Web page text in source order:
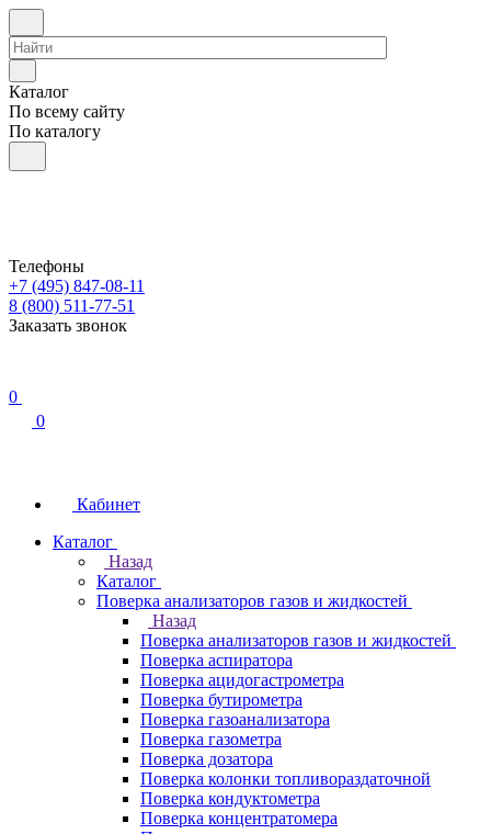
Каталог
По всему сайту
По каталогу
Телефоны
+7 (495) 847-08-11
8 (800) 511-77-51
Заказать звонок
0
0
Кабинет
Каталог
Назад
Каталог
Поверка анализаторов газов и жидкостей
Назад
Поверка анализаторов газов и жидкостей
Поверка аспиратора
Поверка ацидогастрометра
Поверка бутирометра
Поверка газоанализатора
Поверка газометра
Поверка дозатора
Поверка колонки топливораздаточной
Поверка кондуктометра
Поверка концентратомера